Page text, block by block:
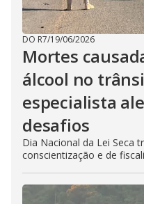
DO R7/19/06/2026
Mortes
álcool no
especialista
desafios
Dia Nacional da Lei Seca
conscientização e de